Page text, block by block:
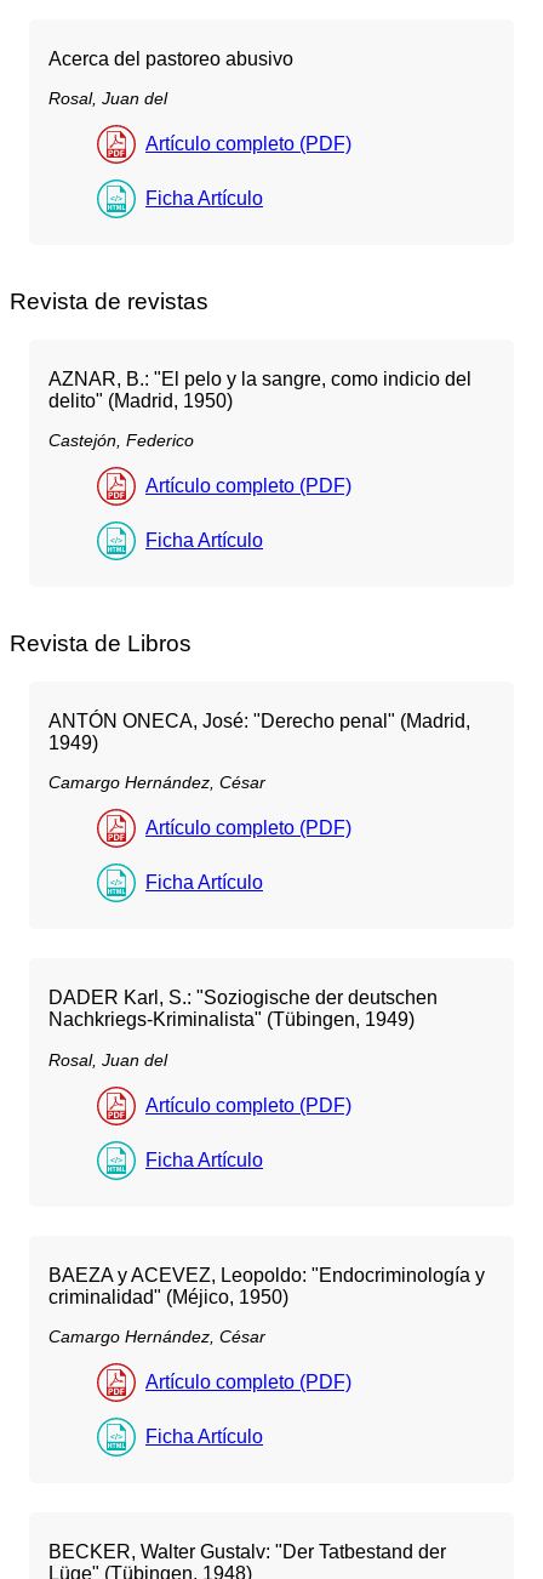
Acerca del pastoreo abusivo
Rosal, Juan del
Artículo completo (PDF)
Ficha Artículo
Revista de revistas
AZNAR, B.: "El pelo y la sangre, como indicio del
delito" (Madrid, 1950)
Castejón, Federico
Artículo completo (PDF)
Ficha Artículo
Revista de Libros
ANTÓN ONECA, José: "Derecho penal" (Madrid,
1949)
Camargo Hernández, César
Artículo completo (PDF)
Ficha Artículo
DADER Karl, S.: "Soziogische der deutschen
Nachkriegs-Kriminalista" (Tübingen, 1949)
Rosal, Juan del
Artículo completo (PDF)
Ficha Artículo
BAEZA y ACEVEZ, Leopoldo: "Endocriminología y
criminalidad" (Méjico, 1950)
Camargo Hernández, César
Artículo completo (PDF)
Ficha Artículo
BECKER, Walter Gustalv: "Der Tatbestand der
Lüge" (Tübingen, 1948)